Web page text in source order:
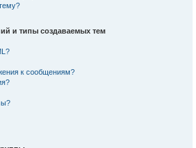
и типы создаваемых тем
к сообщениям?